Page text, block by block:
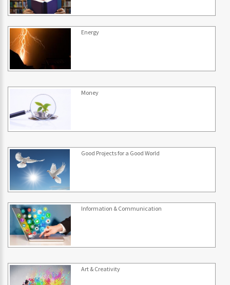
Energy
Money
Good Projects for a Good World
Information & Communication
Art & Creativity